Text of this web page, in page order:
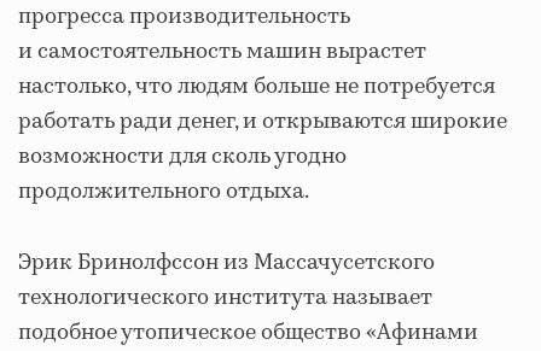
прогресса производительность
и самостоятельность машин вырастет
настолько, что людям больше не потребуется
работать ради денег, и открываются широкие
возможности для сколь угодно
продолжительного отдыха.
Эрик Бринолфссон из Массачусетского
технологического института называет
подобное утопическое общество «Афинами